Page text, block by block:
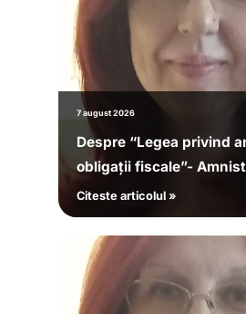
7 august 2026
Despre “Legea privind
obligații fiscale”-
Citeste articolul »